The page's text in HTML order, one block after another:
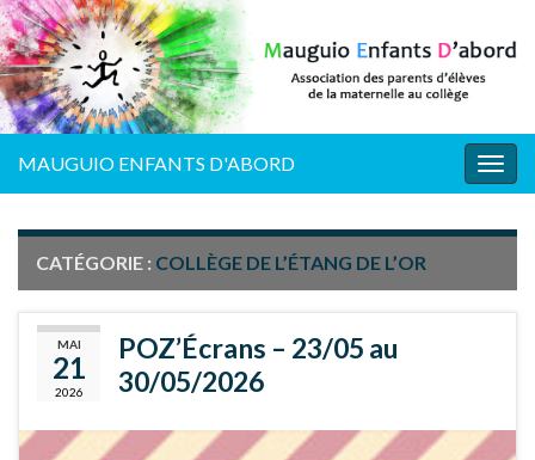
MAUGUIO ENFANTS D'ABORD
CATÉGORIE : COLLÈGE DE L’ÉTANG DE L’OR
MAI
21
2026
POZ’Écrans – 23/05 au
30/05/2026